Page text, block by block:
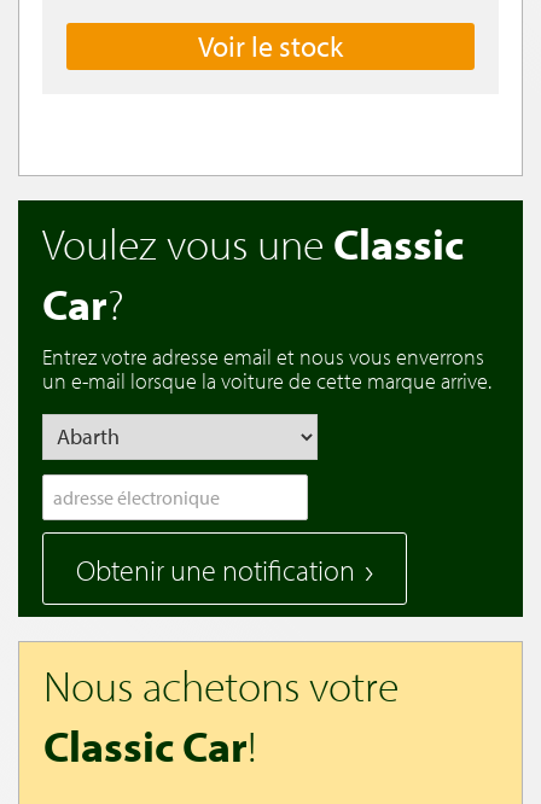
Voir le stock
Voulez vous une Classic
Car?
Entrez votre adresse email et nous vous enverrons
un e-mail lorsque la voiture de cette marque arrive.
Obtenir une notification
Nous achetons votre
Classic Car!